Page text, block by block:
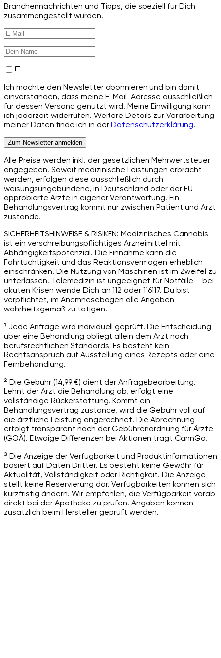
Branchennachrichten und Tipps, die speziell für Dich
zusammengestellt wurden.
Ich möchte den Newsletter abonnieren und bin damit
einverstanden, dass meine E-Mail-Adresse ausschließlich
für dessen Versand genutzt wird. Meine Einwilligung kann
ich jederzeit widerrufen. Weitere Details zur Verarbeitung
meiner Daten finde ich in der Datenschutzerklärung.
Zum Newsletter anmelden
Alle Preise werden inkl. der gesetzlichen Mehrwertsteuer
angegeben. Soweit medizinische Leistungen erbracht
werden, erfolgen diese ausschließlich durch
weisungsungebundene, in Deutschland oder der EU
approbierte Ärzte in eigener Verantwortung. Ein
Behandlungsvertrag kommt nur zwischen Patient und Arzt
zustande.
SICHERHEITSHINWEISE & RISIKEN: Medizinisches Cannabis
ist ein verschreibungspflichtiges Arzneimittel mit
Abhängigkeitspotenzial. Die Einnahme kann die
Fahrtüchtigkeit und das Reaktionsvermögen erheblich
einschränken. Die Nutzung von Maschinen ist im Zweifel zu
unterlassen. Telemedizin ist ungeeignet für Notfälle – bei
akuten Krisen wende Dich an 112 oder 116117. Du bist
verpflichtet, im Anamnesebogen alle Angaben
wahrheitsgemäß zu tätigen.
¹ Jede Anfrage wird individuell geprüft. Die Entscheidung
über eine Behandlung obliegt allein dem Arzt nach
berufsrechtlichen Standards. Es besteht kein
Rechtsanspruch auf Ausstellung eines Rezepts oder eine
Fernbehandlung.
² Die Gebühr (14,99 €) dient der Anfragebearbeitung.
Lehnt der Arzt die Behandlung ab, erfolgt eine
vollständige Rückerstattung. Kommt ein
Behandlungsvertrag zustande, wird die Gebühr voll auf
die ärztliche Leistung angerechnet. Die Abrechnung
erfolgt transparent nach der Gebührenordnung für Ärzte
(GOÄ). Etwaige Differenzen bei Aktionen trägt CannGo.
³ Die Anzeige der Verfügbarkeit und Produktinformationen
basiert auf Daten Dritter. Es besteht keine Gewähr für
Aktualität, Vollständigkeit oder Richtigkeit. Die Anzeige
stellt keine Reservierung dar. Verfügbarkeiten können sich
kurzfristig ändern. Wir empfehlen, die Verfügbarkeit vorab
direkt bei der Apotheke zu prüfen. Angaben können
zusätzlich beim Hersteller geprüft werden.